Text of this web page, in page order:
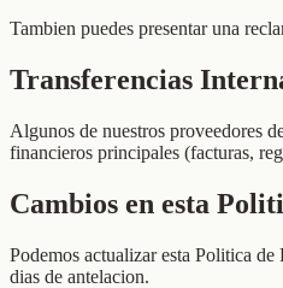
Tambien puedes presentar una
Transferencias
Algunos de nuestros proveedores
financieros principales (facturas,
Cambios en esta
Podemos actualizar esta Politica
dias de antelacion.